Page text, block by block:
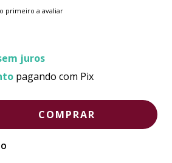
primeiro a avaliar
juros
pagando com Pix